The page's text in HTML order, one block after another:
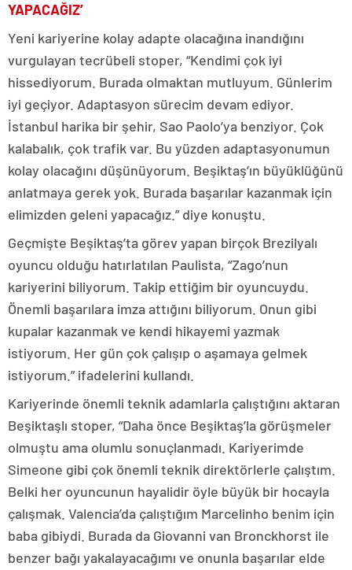
YAPACAĞIZ’
Yeni kariyerine kolay adapte olacağına inandığını
vurgulayan tecrübeli stoper, “Kendimi çok iyi
hissediyorum. Burada olmaktan mutluyum. Günlerim
iyi geçiyor. Adaptasyon sürecim devam ediyor.
İstanbul harika bir şehir, Sao Paolo’ya benziyor. Çok
kalabalık, çok trafik var. Bu yüzden adaptasyonumun
kolay olacağını düşünüyorum. Beşiktaş’ın büyüklüğünü
anlatmaya gerek yok. Burada başarılar kazanmak için
elimizden geleni yapacağız.” diye konuştu.
Geçmişte Beşiktaş’ta görev yapan birçok Brezilyalı
oyuncu olduğu hatırlatılan Paulista, “Zago’nun
kariyerini biliyorum. Takip ettiğim bir oyuncuydu.
Önemli başarılara imza attığını biliyorum. Onun gibi
kupalar kazanmak ve kendi hikayemi yazmak
istiyorum. Her gün çok çalışıp o aşamaya gelmek
istiyorum.” ifadelerini kullandı.
Kariyerinde önemli teknik adamlarla çalıştığını aktaran
Beşiktaşlı stoper, “Daha önce Beşiktaş’la görüşmeler
olmuştu ama olumlu sonuçlanmadı. Kariyerimde
Simeone gibi çok önemli teknik direktörlerle çalıştım.
Belki her oyuncunun hayalidir öyle büyük bir hocayla
çalışmak. Valencia’da çalıştığım Marcelinho benim için
baba gibiydi. Burada da Giovanni van Bronckhorst ile
benzer bağı yakalayacağımı ve onunla başarılar elde